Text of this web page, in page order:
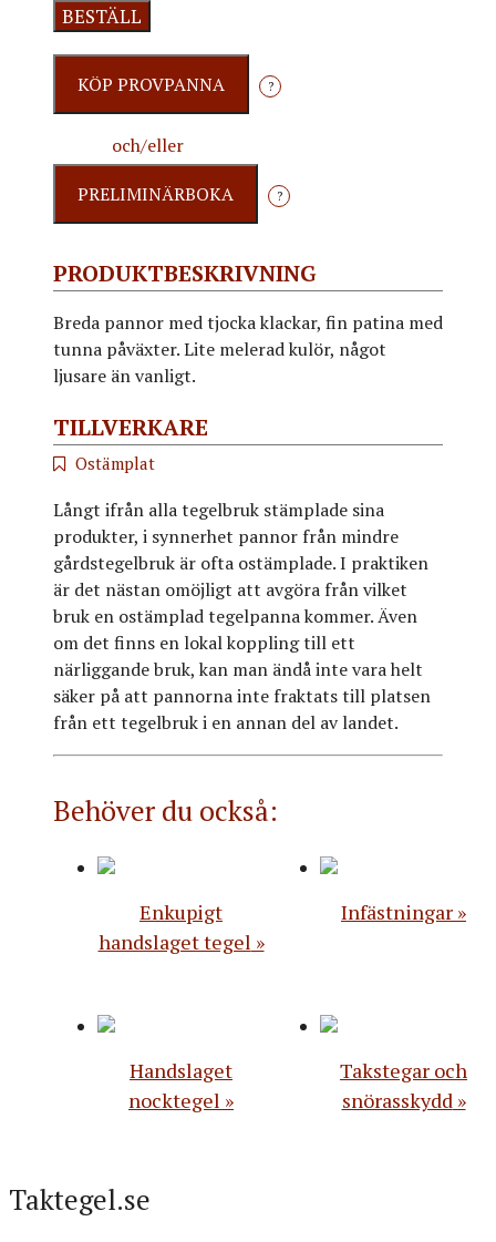
BESTÄLL
?
och/eller
?
PRODUKTBESKRIVNING
Breda pannor med tjocka klackar, fin patina med
tunna påväxter. Lite melerad kulör, något
ljusare än vanligt.
TILLVERKARE
Ostämplat
Långt ifrån alla tegelbruk stämplade sina
produkter, i synnerhet pannor från mindre
gårdstegelbruk är ofta ostämplade. I praktiken
är det nästan omöjligt att avgöra från vilket
bruk en ostämplad tegelpanna kommer. Även
om det finns en lokal koppling till ett
närliggande bruk, kan man ändå inte vara helt
säker på att pannorna inte fraktats till platsen
från ett tegelbruk i en annan del av landet.
Behöver du också:
Enkupigt
handslaget tegel
Infästningar
Handslaget
nocktegel
Takstegar och
snörasskydd
Taktegel.se